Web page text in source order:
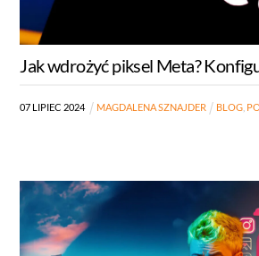
Jak wdrożyć piksel Meta?
07 LIPIEC 2024 MAGDALENA SZNAJDER BLOG,